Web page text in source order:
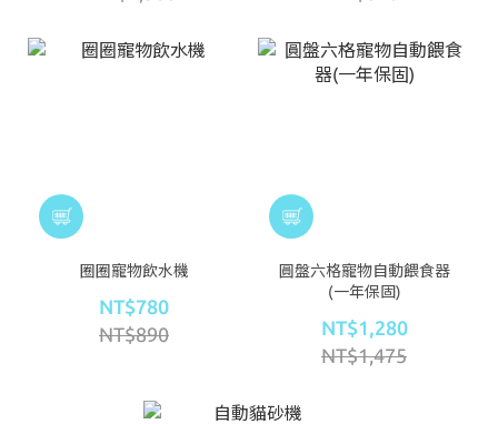
圈圈寵物飲水機
NT$780
NT$890
圓盤六格寵物自動餵食器
(一年保固)
NT$1,280
NT$1,475